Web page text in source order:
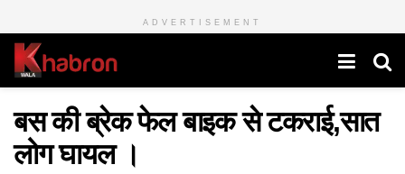
ADVERTISEMENT
बस की ब्रेक फेल बाइक से टकराई,सात
लोग घायल ।